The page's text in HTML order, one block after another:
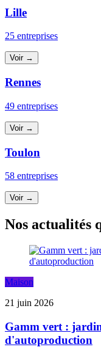
Lille
25 entreprises
Voir →
Rennes
49 entreprises
Voir →
Toulon
58 entreprises
Voir →
Nos actualités
Maison
21 juin 2026
Gamm vert :
d'autoproduction